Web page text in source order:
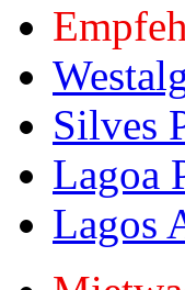
Silves
Lagoa
Lagos